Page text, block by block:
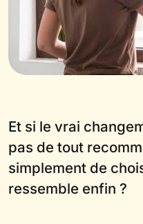
Et si le vrai
pas de tout
simplement de
ressemble enfin ?